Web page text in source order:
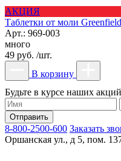
АКЦИЯ
Таблетки от моли
Арт.: 969-003
много
49 руб. /шт.
В корзину
Будьте в курсе наших
8-800-2500-600 Заказать
Оршанская ул., д 5, пом.